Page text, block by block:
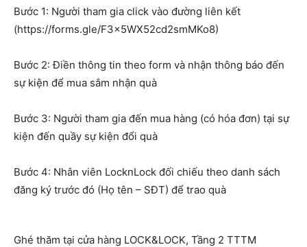
Bước 1: Người tham gia click vào đường liên kết
(https://forms.gle/F3x5WX52cd2smMKo8)
Bước 2: Điền thông tin theo form và nhận thông báo đến
sự kiện để mua sắm nhận quà
Bước 3: Người tham gia đến mua hàng (có hóa đơn) tại sự
kiện đến quầy sự kiện đổi quà
Bước 4: Nhân viên LocknLock đối chiếu theo danh sách
đăng ký trước đó (Họ tên – SĐT) để trao quà
Ghé thăm tại cửa hàng LOCK&LOCK, Tầng 2 TTTM